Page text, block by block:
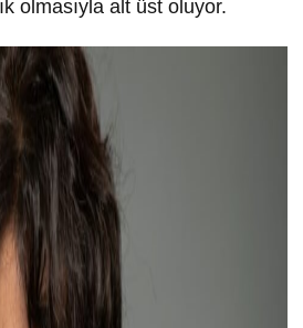
olmasıyla alt üst oluyor.